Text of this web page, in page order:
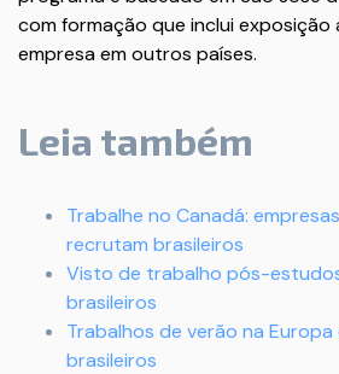
com formação que inclui exposição
empresa em outros países.
Leia também
Trabalhe no Canadá:
recrutam brasileiros
Visto de trabalho pós-
brasileiros
Trabalhos de verão na
brasileiros